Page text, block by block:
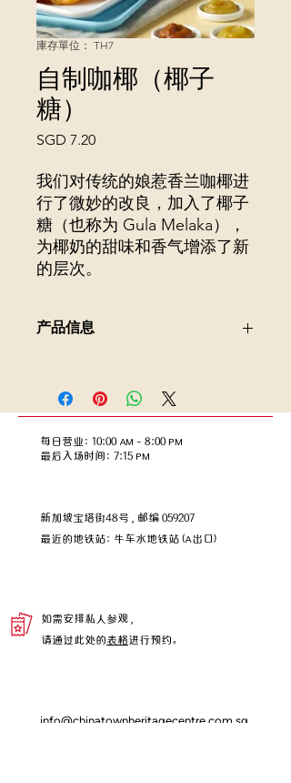
庫存單位： TH7
自制咖椰（椰子
糖）
SGD 7.20價
我们对传统的娘惹香兰咖椰进
行了微妙的改良，加入了椰子
糖（也称为 Gula Melaka），
为椰奶的甜味和香气增添了新
的层次。
产品信息
的改良，加入了椰子糖（也称为 Gula
Melaka），为椰奶的甜味和香气增添了
每日营业：10:00 AM – 8:00 PM
​​最后入场时间：7:15 PM
新加坡宝塔街48号，邮编 059207
​最近的地铁站：牛车水地铁站 (A出口)
如需安排私人参观，
请通过此处的表格进行预约。
info@chinatownheritagecentre.com.sg